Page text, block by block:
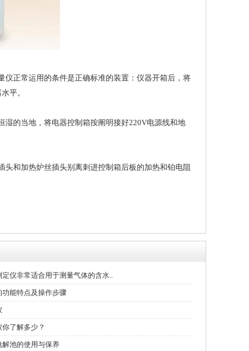
正常运用的条件是正确标准的装置：仪器开箱后，将
平。
的当地，将电器控制箱按阐明接好220V电源线和地
和加热炉丝插头别离刺进控制箱后板的加热和铂电阻
仪非常适合用于测量气体的含水..
能特点及操作步骤
了解多少？
池的使用与保养